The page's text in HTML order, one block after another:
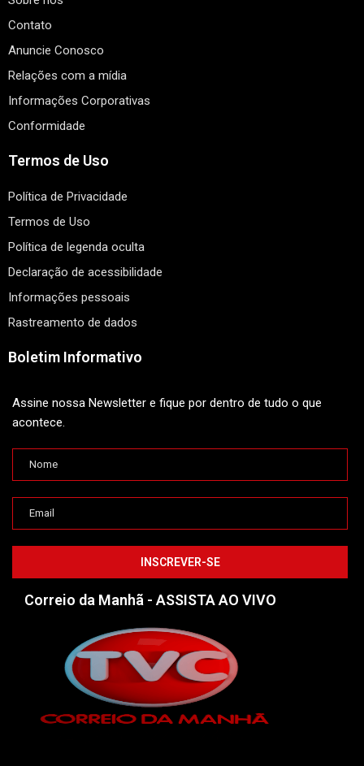
Contato
Anuncie Conosco
Relações com a mídia
Informações Corporativas
Conformidade
Termos de Uso
Política de Privacidade
Termos de Uso
Política de legenda oculta
Declaração de acessibilidade
Informações pessoais
Rastreamento de dados
Boletim Informativo
Assine nossa Newsletter e fique por dentro de tudo o que
acontece.
Correio da Manhã - ASSISTA AO VIVO